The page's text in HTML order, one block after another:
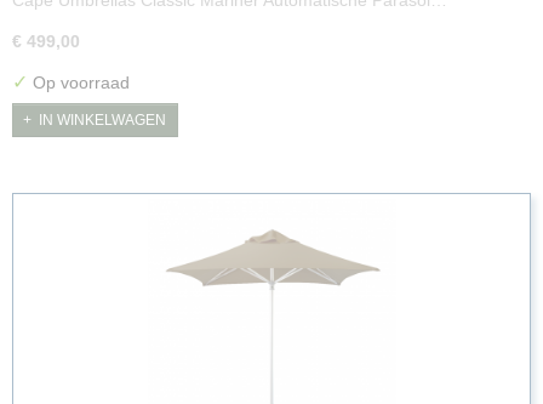
250 cm
€ 499,00
✓ Op voorraad
IN WINKELWAGEN